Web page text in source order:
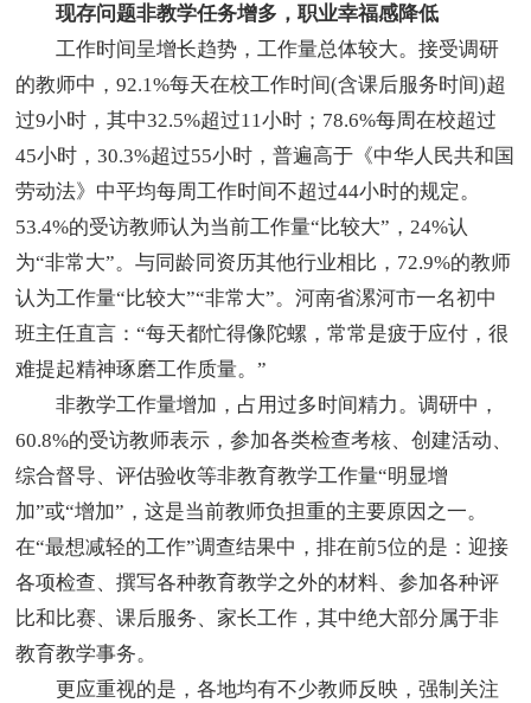
现存问题非教学任务增多，职业幸福感降低
工作时间呈增长趋势，工作量总体较大。接受调研
的教师中，92.1%每天在校工作时间(含课后服务时间)超
过9小时，其中32.5%超过11小时；78.6%每周在校超过
45小时，30.3%超过55小时，普遍高于《中华人民共和国
劳动法》中平均每周工作时间不超过44小时的规定。
53.4%的受访教师认为当前工作量“比较大”，24%认
为“非常大”。与同龄同资历其他行业相比，72.9%的教师
认为工作量“比较大”“非常大”。河南省漯河市一名初中
班主任直言：“每天都忙得像陀螺，常常是疲于应付，很
难提起精神琢磨工作质量。”
非教学工作量增加，占用过多时间精力。调研中，
60.8%的受访教师表示，参加各类检查考核、创建活动、
综合督导、评估验收等非教育教学工作量“明显增
加”或“增加”，这是当前教师负担重的主要原因之一。
在“最想减轻的工作”调查结果中，排在前5位的是：迎接
各项检查、撰写各种教育教学之外的材料、参加各种评
比和比赛、课后服务、家长工作，其中绝大部分属于非
教育教学事务。
更应重视的是，各地均有不少教师反映，强制关注